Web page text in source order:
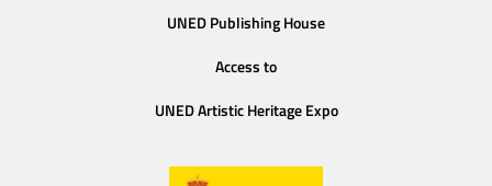
UNED Publishing House
Access to
UNED Artistic Heritage Expo